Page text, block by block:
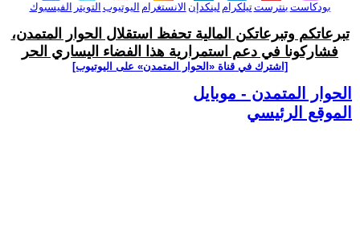
الفيسبوك التويتر اليوتيوب الانستغرام لينكدإن تيلكرامبنترست بودكاست
تبرعاتكم وتبرعاتكن المالية تحفظ استقلال الحوار المتمدن،
فشاركونا في دعم استمرارية هذا الفضاء اليساري الحر
[اشترك في قناة ‫«الحوار المتمدن» على اليوتيوب]
الحوار المتمدن - موبايل
الموقع الرئيسي